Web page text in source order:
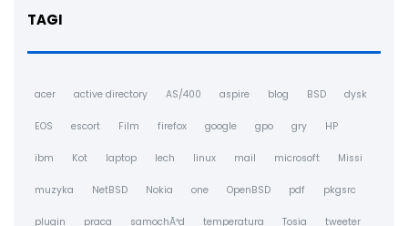
TAGI
acer active directory AS/400 aspire blog BSD dysk
EOS escort Film firefox google gpo gry HP
ibm Kot laptop lech linux mail microsoft Missi
muzyka NetBSD Nokia one OpenBSD pdf pkgsrc
plugin praca samochÃ³d temperatura Tosia tweeter